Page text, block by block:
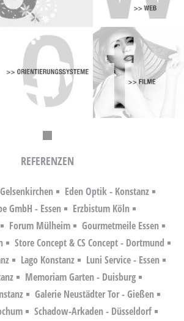
REFERENZEN
Eden Optik - Konstanz
GmbH - Essen
Erzbistum Köln
Forum Mülheim
Gourmetmeile Essen
Store Concept & CS Concept - Dortmund
Lago Konstanz
Luni Service - Essen
Memoriam Garten - Duisburg
Galerie Neustädter Tor - Gießen
Schadow-Arkaden - Düsseldorf